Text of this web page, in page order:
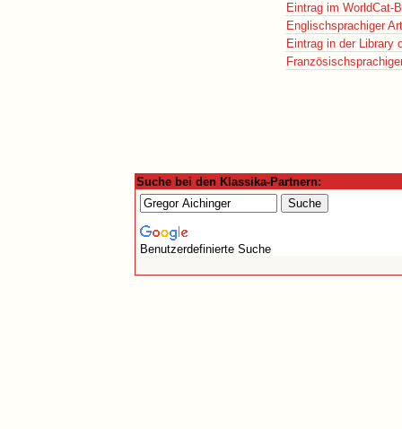
Eintrag im WorldCat-
Englischsprachiger
Eintrag in der Library
Suche bei den Klassika-Partnern:
Benutzerdefinierte Suche